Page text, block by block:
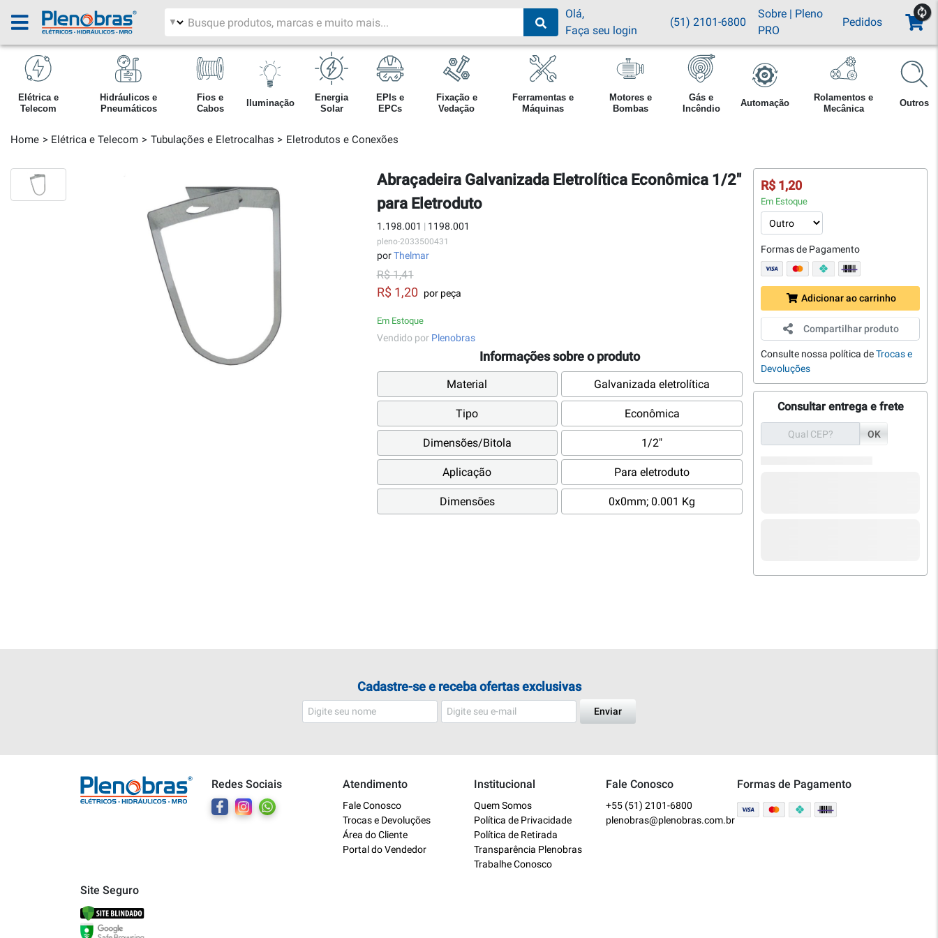
Filtrar por área
Pesquisar produtos
Olá,
Faça seu login
(51) 2101-6800
Sobre| Pleno
PRO
Pedidos
Elétrica e
Telecom
Hidráulicos e
Pneumáticos
Fios e
Cabos
Iluminação
Energia
Solar
EPIs e
EPCs
Fixação e
Vedação
Ferramentas e
Máquinas
Motores e
Bombas
Gás e
Incêndio
Automação
Rolamentos e
Mecânica
Outros
Home Elétrica e Telecom Tubulações e Eletrocalhas Eletrodutos e Conexões
Abraçadeira Galvanizada Eletrolítica Econômica 1/2"
para Eletroduto
1.198.001 | 1198.001
pleno-2033500431
porThelmar
R$ 1,41
R$ 1,20 por peça
Em Estoque
Vendido por Plenobras
Informações sobre o produto
Material Galvanizada eletrolítica
Tipo Econômica
Dimensões/Bitola 1/2"
Aplicação Para eletroduto
Dimensões 0x0mm; 0.001 Kg
R$ 1,20
Em Estoque
Formas de Pagamento
Adicionar ao carrinho
Compartilhar produto
Consulte nossa política deTrocas e
Devoluções
Consultar entrega e frete
OK
Cadastre-se e receba ofertas exclusivas
Enviar
Redes Sociais Atendimento
Fale Conosco
Trocas e Devoluções
Área do Cliente
Portal do Vendedor
Institucional
Quem Somos
Política de Privacidade
Política de Retirada
Transparência Plenobras
Trabalhe Conosco
Fale Conosco
+55 (51) 2101-6800
plenobras@plenobras.com.br
Formas de Pagamento
Site Seguro
Bem vindo a Plenobras! Aqui você
encontra toda a linha de materiais
Dúvidas técnicas sobre produtos
Informações sobre um pedido